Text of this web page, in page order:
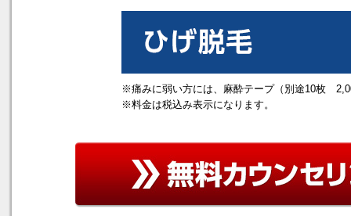
※痛みに弱い方には、麻酔テープ（別途10枚
※料金は税込み表示になります。